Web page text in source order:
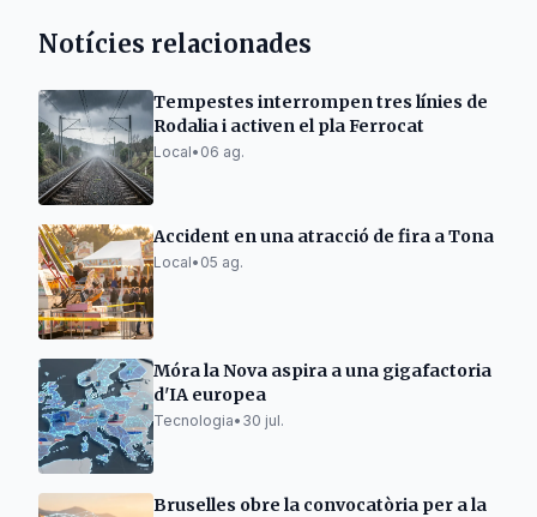
Notícies relacionades
Tempestes interrompen tres línies de
Rodalia i activen el pla Ferrocat
Local• 06 ag.
Accident en una atracció de fira a Tona
Local• 05 ag.
Móra la Nova aspira a una gigafactoria
d'IA europea
Tecnologia• 30 jul.
Bruselles obre la convocatòria per a la